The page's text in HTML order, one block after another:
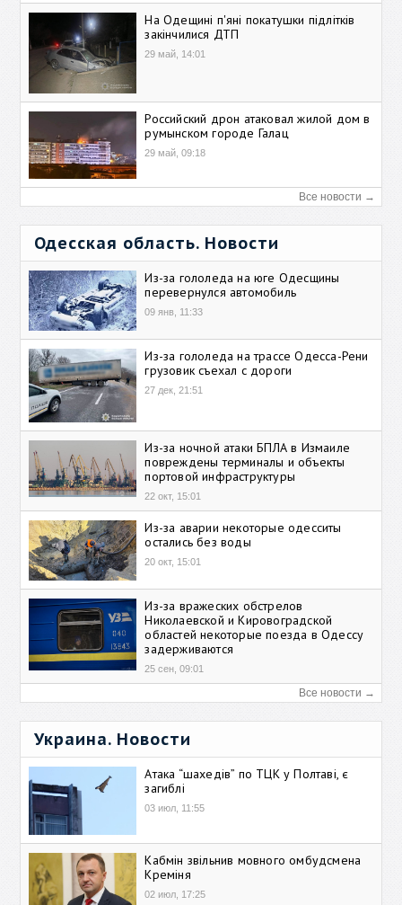
На Одещині п'яні покатушки підлітків
закінчилися ДТП
29 май, 14:01
Российский дрон атаковал жилой дом в
румынском городе Галац
29 май, 09:18
Все новости →
Одесская область. Новости
Из-за гололеда на юге Одесщины
перевернулся автомобиль
09 янв, 11:33
Из-за гололеда на трассе Одесса-Рени
грузовик съехал с дороги
27 дек, 21:51
Из-за ночной атаки БПЛА в Измаиле
повреждены терминалы и объекты
портовой инфраструктуры
22 окт, 15:01
Из-за аварии некоторые одесситы
остались без воды
20 окт, 15:01
Из-за вражеских обстрелов
Николаевской и Кировоградской
областей некоторые поезда в Одессу
задерживаются
25 сен, 09:01
Все новости →
Украина. Новости
Атака “шахедів” по ТЦК у Полтаві, є
загиблі
03 июл, 11:55
Кабмін звільнив мовного омбудсмена
Креміня
02 июл, 17:25